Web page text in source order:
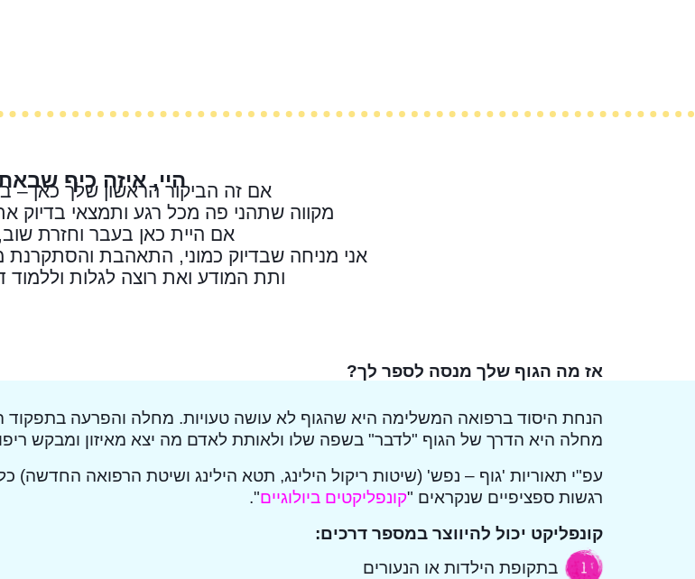
היי, איזה כיף
אם זה הביקור הראשון שלך כאן –
מקווה שתהני פה מכל רגע ותמצאי
אם היית כאן בעבר וחזרת
אני מניחה שבדיוק כמוני, התאהבת
ותת המודע ואת רוצה לגלות וללמוד
אז מה הגוף שלך מנסה לספר לך?
הנחת היסוד ברפואה המשלימה היא שהגוף לא עושה טעויות. מחלה והפרעה בתפקוד
מחלה היא הדרך של הגוף "לדבר" בשפה שלו ולאותת לאדם מה יצא מאיזון ומבקש
עפ"י תאוריות 'גוף – נפש' (שיטות ריקול הילינג, תטא הילינג ושיטת הרפואה החדשה)
רגשות ספציפיים שנקראים "קונפליקטים ביולוגיים".
קונפליקט יכול להיווצר במספר דרכים:
בתקופת הילדות או הנעורים